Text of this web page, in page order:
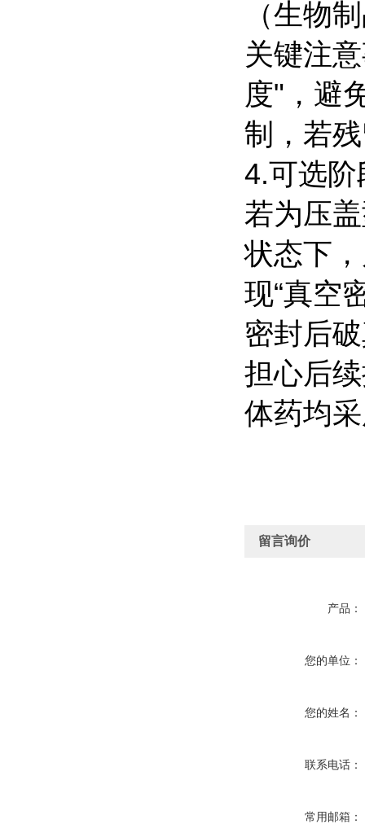
（生物
关键注
度"，避
制，若
4.可选
若为压
状态下
现“真空
密封后
担心后
体药均
留言询价
产品：
您的单位：
您的姓名：
联系电话：
常用邮箱：